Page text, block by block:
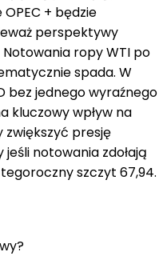
+ będzie
perspektywy
ropy WTI po
spada. W
bez jednego wyraźnego
kluczowy wpływ na
zwiększyć presję
notowania zdołają
szczyt 67,94.